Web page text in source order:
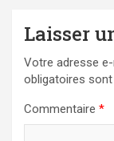
Laisser
Votre adresse
obligatoires
Commentaire *